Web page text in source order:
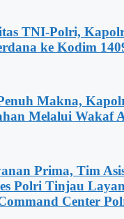
TNI-Polri,
ke Kodim
Makna,
Melalui Wakaf
Prima, Tim
Polri Tinjau
Center